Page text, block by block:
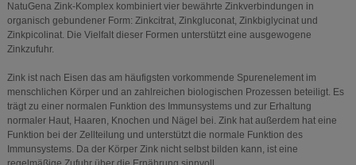
NatuGena Zink-Komplex kombiniert vier bewährte Zinkverbindungen in
organisch gebundener Form: Zinkcitrat, Zinkgluconat, Zinkbiglycinat und
Zinkpicolinat. Die Vielfalt dieser Formen unterstützt eine ausgewogene
Zinkzufuhr.
Zink ist nach Eisen das am häufigsten vorkommende Spurenelement im
menschlichen Körper und an zahlreichen biologischen Prozessen beteiligt. Es
trägt zu einer normalen Funktion des Immunsystems und zur Erhaltung
normaler Haut, Haaren, Knochen und Nägel bei. Zink hat außerdem hat eine
Funktion bei der Zellteilung und unterstützt die normale Funktion des
Immunsystems. Da der Körper Zink nicht selbst bilden kann, ist eine